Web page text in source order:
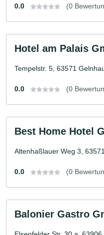
0.0 (0
Hotel am Palais
Tempelstr. 5, 63571
0.0 (0
Best Home Hotel
Altenhaßlauer Weg 3,
0.0 (0
Balonier Gastro